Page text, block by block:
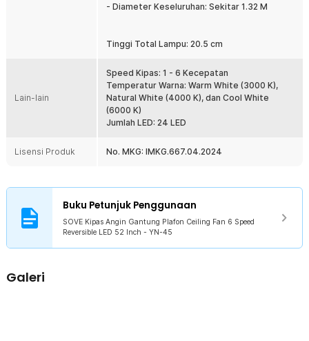
Semua pengaturan dapat dilakukan langsung dari tempat duduk
perangkat. Pengoperasian yang mudah membuat penggunaan
Menjaga Seluruh Ruangan Tetap Sejuk
Desain tiga bilah kipas yang aerodinamis membantu menghasilkan
aliran udara yang lebih luas dan merata. Cocok digunakan untuk
ruang tamu, ruang makan, kamar tidur, maupun area keluarga.
Sirkulasi udara yang optimal membantu menciptakan ruangan yang
Desain Minimalis Modern
yang menyatu dengan bodi kipas. Tampilannya yang minimalis
modern. Selain berfungsi sebagai pendingin ruangan, produk ini
juga mempercantik tampilan plafon rumah Anda.
Kelengkapan Produk
Rincian yang Anda dapatkan untuk pembelian produk ini:
- Diameter Keseluruhan: Sekitar 1.32 M
Tinggi Total Lampu: 20.5 cm
Lain-lain
Speed Kipas: 1 - 6 Kecepatan
Temperatur Warna: Warm White (3000 K),
Natural White (4000 K), dan Cool White
(6000 K)
Jumlah LED: 24 LED
Lisensi Produk No. MKG: IMKG.667.04.2024
Buku Petunjuk Penggunaan
SOVE Kipas Angin Gantung Plafon Ceiling Fan 6 Speed
Reversible LED 52 Inch - YN-45
Galeri